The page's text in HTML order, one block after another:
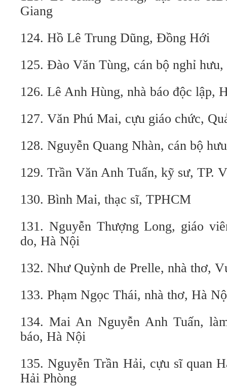
Giang
124. Hồ Lê Trung Dũng, Đồng Hới
125. Đào Văn Tùng, cán bộ nghỉ
126. Lê Anh Hùng, nhà báo độc lập,
127. Văn Phú Mai, cựu giáo chức,
128. Nguyễn Quang Nhàn, cán bộ
129. Trần Văn Anh Tuấn, kỹ sư, TP.
130. Bình Mai, thạc sĩ, TPHCM
131. Nguyễn Thượng Long, giáo
do, Hà Nội
132. Như Quỳnh de Prelle, nhà thơ,
133. Phạm Ngọc Thái, nhà
134. Mai An Nguyễn Anh Tuấn,
báo, Hà Nội
135. Nguyễn Trần Hải, cựu sĩ quan
Hải Phòng